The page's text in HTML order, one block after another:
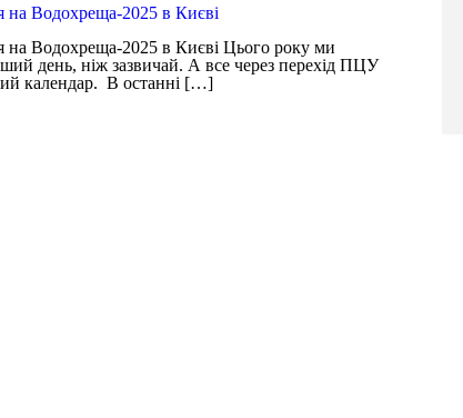
на Водохреща-2025 в Києві
на Водохреща-2025 в Києві Цього року ми
день, ніж зазвичай. А все через перехід ПЦУ
календар. В останні […]